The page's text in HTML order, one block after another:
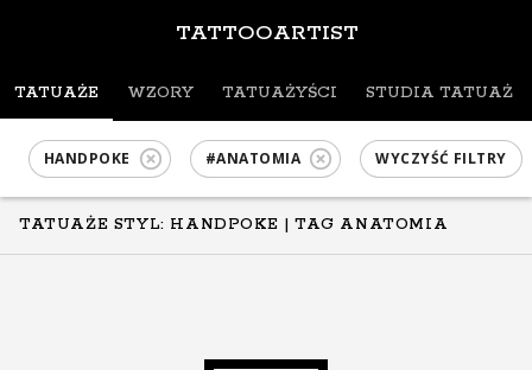
TATTOOARTIST
TATUAŻE WZORY TATUAŻYŚCI STUDIA TATUAŻU
HANDPOKE #ANATOMIA WYCZYŚĆ FILTRY
TATUAŻE STYL: HANDPOKE | TAG ANATOMIA